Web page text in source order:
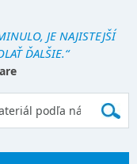
JE NAJISTEJŠÍ
ĎALŠIE.“